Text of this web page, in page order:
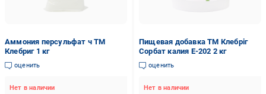
Аммония персульфат ч ТМ
Клебриг 1 кг
оценить
Нет в наличии
Пищевая добавка ТМ Клебріг
Сорбат калия Е-202 2 кг
оценить
Нет в наличии